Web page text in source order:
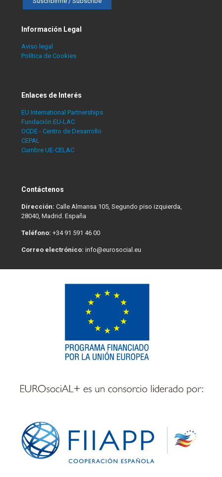
Información Legal
Aviso legal
Política de Cookies
Enlaces de Interés
EU International Partnerships
Fundación EU-LAC
OCDE - Centro de Desarrollo
CEPAL
Cumbre UE-CELAC
Contáctenos
Dirección: Calle Almansa 105, Segundo piso izquierda,
28040, Madrid. España
Teléfono: +34 91 591 46 00
Correo electrónico: info@eurosocial.eu